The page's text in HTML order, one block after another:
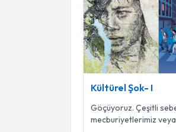
Kültürel Şok- I
Göçüyoruz. Çeşitli
mecburiyetlerimiz